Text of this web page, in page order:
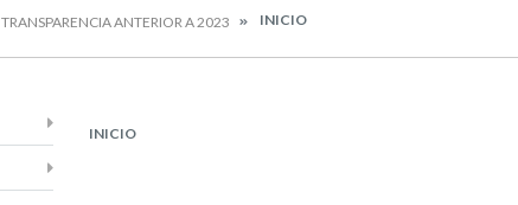
TRANSPARENCIA ANTERIOR A 2023 INICIO
INICIO